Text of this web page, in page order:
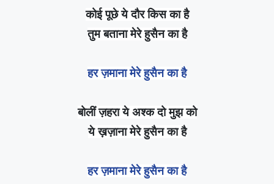
कोई पूछे ये दौर किस का है
तुम बताना मेरे हुसैन का है
हर ज़माना मेरे हुसैन का है
बोलीं ज़हरा ये अश्क दो मुझ को
ये ख़ज़ाना मेरे हुसैन का है
हर ज़माना मेरे हुसैन का है